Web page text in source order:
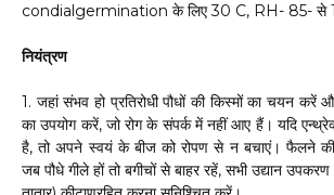
condialgermination के लिए 30 C, RH- 85- से
नियंत्रण
1. जहां संभव हो प्रतिरोधी पौधों की किस्मों का चयन करें
का उपयोग करें, जो रोग के संपर्क में नहीं आए हैं। यदि
है, तो अपने स्वयं के बीज को रोपण से न बचाएं। फैलने की
जब पौधे गीले हों तो बगीचों से बाहर रहें, सभी उद्यान